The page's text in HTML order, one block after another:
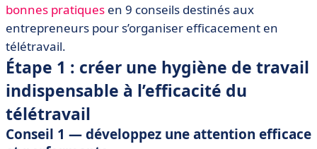
bonnes pratiques en 9 conseils destinés aux
entrepreneurs pour s’organiser efficacement en
télétravail.
Étape 1 : créer une hygiène de travail
indispensable à l’efficacité du
télétravail
Conseil 1 —développez une attention efficace